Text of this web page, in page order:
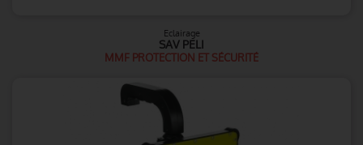
Eclairage
SAV PELI
MMF PROTECTION ET SÉCURITÉ